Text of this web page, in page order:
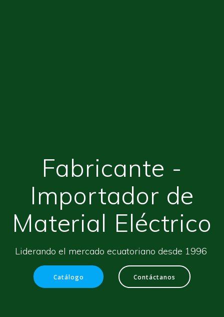
Fabricante -
Importador de
Material Eléctrico
Liderando el mercado ecuatoriano desde 1996
Catálogo Contáctanos